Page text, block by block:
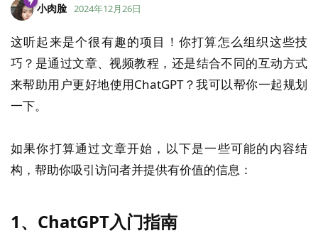
小肉脸 2024年12月26日
这听起来是个很有趣的项目！你打算怎么组织这些技
巧？是通过文章、视频教程，还是结合不同的互动方式
来帮助用户更好地使用ChatGPT？我可以帮你一起规划
一下。
如果你打算通过文章开始，以下是一些可能的内容结
构，帮助你吸引访问者并提供有价值的信息：
1、 ChatGPT入门指南